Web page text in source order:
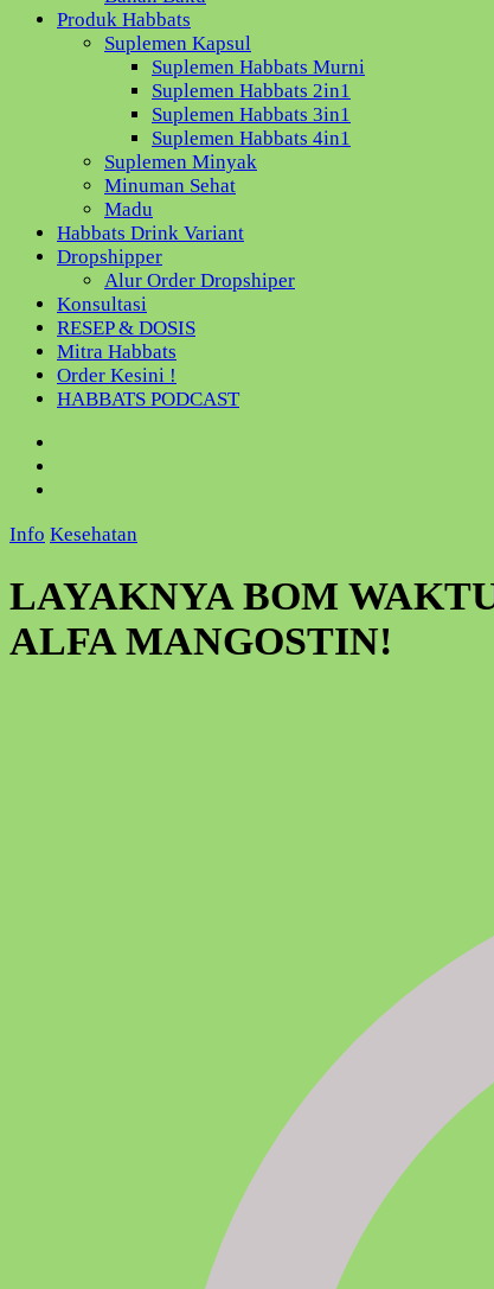
Produk Habbats
Suplemen Kapsul
Suplemen Habbats Murni
Suplemen Habbats 2in1
Suplemen Habbats 3in1
Suplemen Habbats 4in1
Suplemen Minyak
Minuman Sehat
Madu
Habbats Drink Variant
Dropshipper
Alur Order Dropshiper
Konsultasi
RESEP & DOSIS
Mitra Habbats
Order Kesini !
HABBATS PODCAST
Info Kesehatan
LAYAKNYA BOM
ALFA MANGOSTIN!